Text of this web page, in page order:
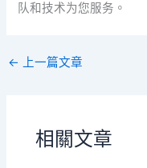
队和技术为您服务。
← 上一篇文章
相關文章